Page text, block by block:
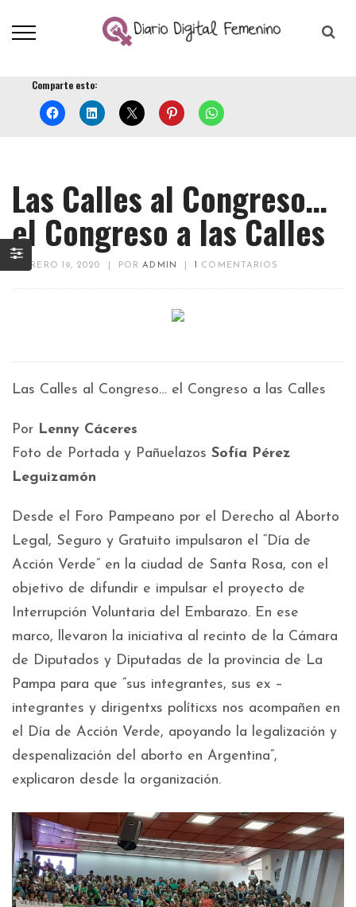
Comparte esto:
Las Calles al Congreso…
el Congreso a las Calles
FEBRERO 19, 2020 PORADMIN COMENTARIOS
Las Calles al Congreso… el Congreso a las Calles
Por Lenny Cáceres
Foto de Portada y Pañuelazos Sofía Pérez
Leguizamón
Desde el Foro Pampeano por el Derecho al Aborto
Legal, Seguro y Gratuito impulsaron el “Día de
Acción Verde” en la ciudad de Santa Rosa, con el
objetivo de difundir e impulsar el proyecto de
Interrupción Voluntaria del Embarazo. En ese
marco, llevaron la iniciativa al recinto de la Cámara
de Diputados y Diputadas de la provincia de La
Pampa para que “sus integrantes, sus ex –
integrantes y dirigentxs políticxs nos acompañen en
el Día de Acción Verde, apoyando la legalización y
despenalización del aborto en Argentina”,
explicaron desde la organización.